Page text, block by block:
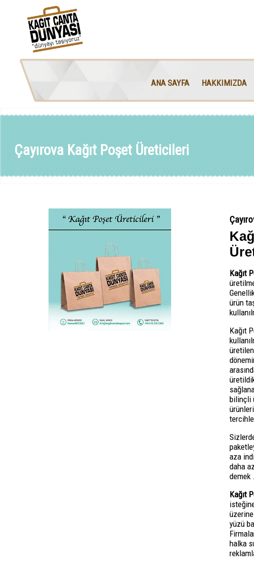
ANA SAYFA HAKKIMIZDA
Çayırova Kağıt Poşet Üreticileri
Kağıt
ürün
Kağıt
bilinçli
aza
daha
demek .
Kağıt
yüzü
halka